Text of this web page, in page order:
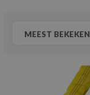
MEEST BEKEKEN